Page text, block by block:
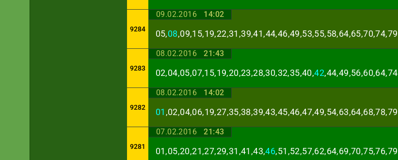
9284
09.02.2016 14:02
05,08,09,15,19,22,31,39,41,44,46,49,53,55,58,64,65,70,74,79
9283
08.02.2016 21:43
02,04,05,07,15,19,20,23,28,30,32,35,40,42,44,49,56,60,64,74
9282
08.02.2016 14:02
01 ,02,04,06,19,27,35,38,39,43,45,46,47,49,54,63,64,68,78,79
9281
07.02.2016 21:43
01,05,20,21,27,29,31,41,43,46,51,52,57,62,64,69,70,75,76,79